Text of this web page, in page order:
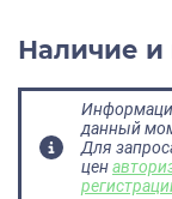
Наличие
данный
Для
цен